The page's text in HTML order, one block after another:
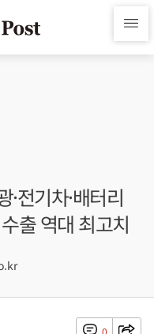
전기차·배터리
출 역대 최고치
0